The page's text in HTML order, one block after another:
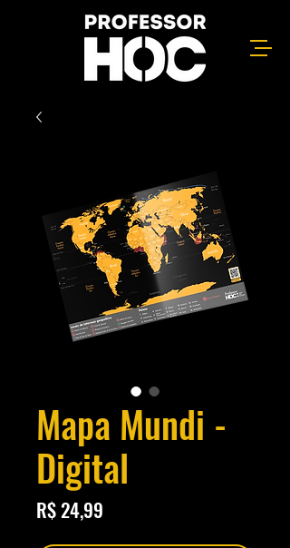
Mapa Mundi -
Digital
R$ 24,99